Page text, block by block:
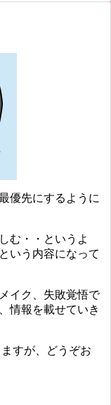
優先にするように
む・・というよ
いう内容になって
イク、失敗覚悟で
情報を載せていき
すが、どうぞお